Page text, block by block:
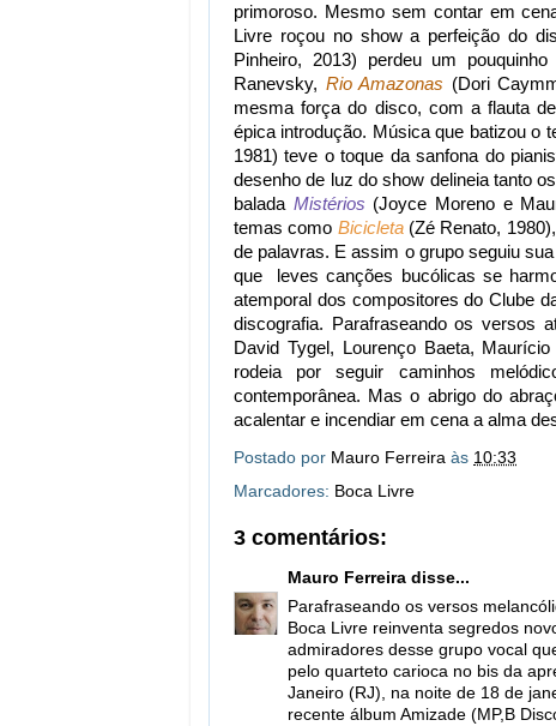
primoroso. Mesmo sem contar em
Livre roçou no show a perfeição do
Pinheiro, 2013) perdeu um
Ranevsky, Rio Amazonas (Dori
mesma força do disco, com a flauta
épica introdução. Música que batizou o
1981) teve o toque da sanfona do
desenho de luz do show delineia tanto
balada Mistérios (Joyce Moreno e
temas como Bicicleta(Zé Renato,
de palavras. E assim o grupo seguiu
que leves canções bucólicas se
atemporal dos compositores do Clube
discografia. Parafraseando os versos
David Tygel, Lourenço Baeta,
rodeia por seguir caminhos
contemporânea. Mas o abrigo do
acalentar e incendiar em cena a alma
Postado por Mauro Ferreira às 10:33
Marcadores: Boca Livre
3 comentários:
Mauro Ferreira disse...
Parafraseando os versos
Boca Livre reinventa segredos
admiradores desse grupo vocal
pelo quarteto carioca no bis da
Janeiro (RJ), na noite de 18 de
recente álbum Amizade (MP,B